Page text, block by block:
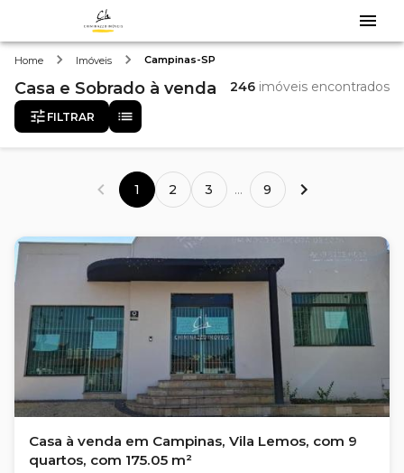
Home Imóveis Campinas-SP
Casa e Sobrado à venda 246 imóveis encontrados
FILTRAR
1 2 3 ... 9
Casa à venda em Campinas, Vila Lemos, com 9
quartos, com 175.05 m²